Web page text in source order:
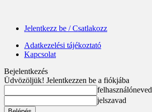
Jelentkezz be / Csatlakozz
Adatkezelési tájékoztató
Kapcsolat
Bejelentkezés
Üdvözöljük! Jelentkezzen be a fiókjába
felhasználóneved
jelszavad